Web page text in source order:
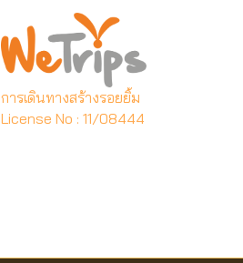
การเดินทางสร้างรอยยิ้ม
License No : 11/08444